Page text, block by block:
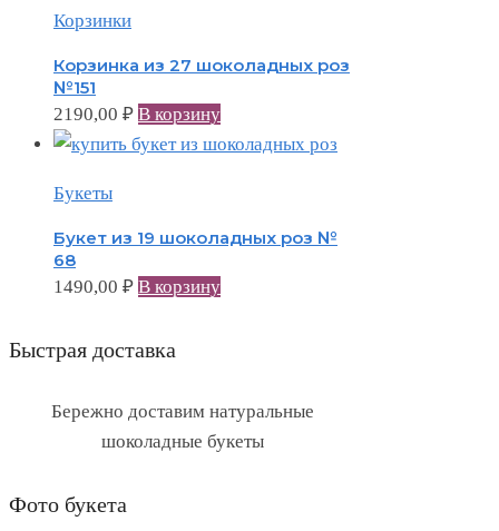
Корзинки
Корзинка из 27 шоколадных роз
№151
2190,00 ₽ В корзину
Букеты
Букет из 19 шоколадных роз №
68
1490,00 ₽ В корзину
Быстрая доставка
Бережно доставим натуральные
шоколадные букеты
Фото букета